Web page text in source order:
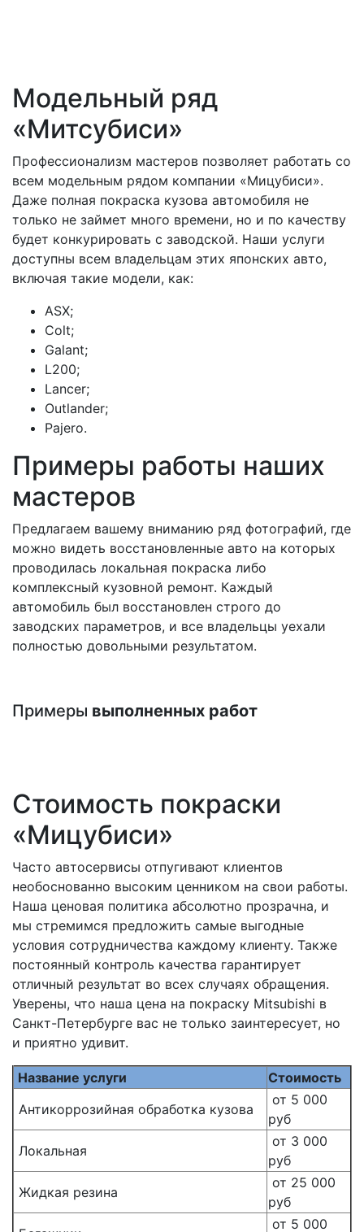
Модельный ряд
«Митсубиси»
Профессионализм мастеров позволяет работать со
всем модельным рядом компании «Мицубиси».
Даже полная покраска кузова автомобиля не
только не займет много времени, но и по качеству
будет конкурировать с заводской. Наши услуги
доступны всем владельцам этих японских авто,
включая такие модели, как:
ASX;
Colt;
Galant;
L200;
Lancer;
Outlander;
Pajero.
Примеры работы наших
мастеров
Предлагаем вашему вниманию ряд фотографий, где
можно видеть восстановленные авто на которых
проводилась локальная покраска либо
комплексный кузовной ремонт. Каждый
автомобиль был восстановлен строго до
заводских параметров, и все владельцы уехали
полностью довольными результатом.
Примеры выполненных работ
Стоимость покраски
«Мицубиси»
Часто автосервисы отпугивают клиентов
необоснованно высоким ценником на свои работы.
Наша ценовая политика абсолютно прозрачна, и
мы стремимся предложить самые выгодные
условия сотрудничества каждому клиенту. Также
постоянный контроль качества гарантирует
отличный результат во всех случаях обращения.
Уверены, что наша цена на покраску Mitsubishi в
Санкт-Петербурге вас не только заинтересует, но
и приятно удивит.
Название услуги
Стоимость
Антикоррозийная обработка кузова
от 5 000
руб
Локальная
от 3 000
руб
Жидкая резина
от 25 000
руб
от 5 000